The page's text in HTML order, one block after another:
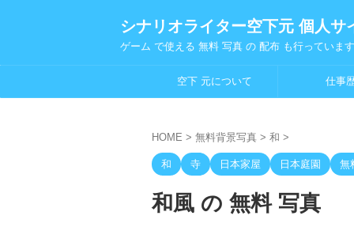
シナリオライター空下元 個人サ
ゲーム で使える 無料 写真 の 配布 も行っていま
空下 元について 仕事
HOME > 無料背景写真 > 和 >
和 寺 日本家屋 日本庭園 無
和風 の 無料 写真